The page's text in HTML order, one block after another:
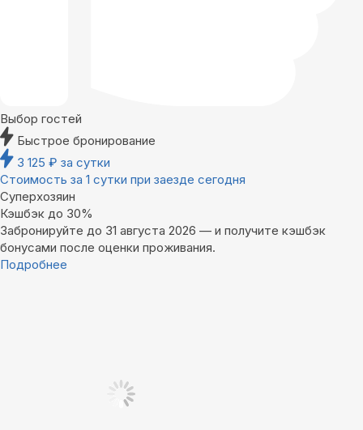
Выбор гостей
Быстрое бронирование
3 125 ₽ за сутки
Стоимость за 1 сутки при заезде сегодня
Суперхозяин
Кэшбэк до 30%
Забронируйте до 31 августа 2026 — и получите кэшбэк
бонусами после оценки проживания.
Подробнее